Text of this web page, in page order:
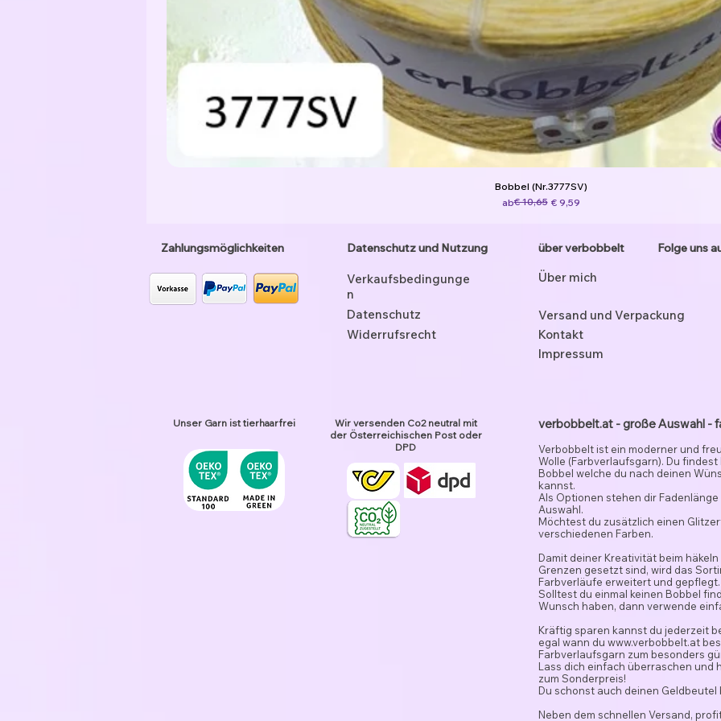
Bobbel (Nr.3777SV)
ab
Standardpreis
€ 10,65 € 9,59
Sale-Preis
Zahlungsmöglichkeiten Datenschutz und Nutzung
Verkaufsbedingunge
n
Datenschutz
Widerrufsrecht
Unser Garn ist tierhaarfrei
Wir versenden Co2 neutral mit
der Österreichischen Post oder
DPD
über verbobbelt
Über mich
Folge uns
Versand und Verpackung
Kontakt
Impressum
verbobbelt.at - große Auswahl -
Verbobbelt ist ein moderner und
Wolle (Farbverlaufsgarn). Du
Bobbel welche du nach deinen
kannst.
Als Optionen stehen dir
Auswahl.
Möchtest du zusätzlich einen
verschiedenen Farben.
Damit deiner Kreativität beim
Grenzen gesetzt sind, wird das
Farbverläufe erweitert und gepflegt.
Solltest du einmal keinen Bobbel
Wunsch haben, dann verwende
Kräftig sparen kannst du jederzeit
egal wann du www.verbobbelt.at
Farbverlaufsgarn zum besonders
Lass dich einfach überraschen und
zum Sonderpreis!
Du schonst auch deinen
Neben dem schnellen Versand,